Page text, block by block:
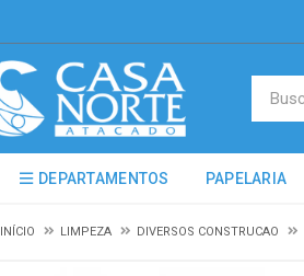
DEPARTAMENTOS PAPELARIA
INÍCIO LIMPEZA DIVERSOS CONSTRUCAO